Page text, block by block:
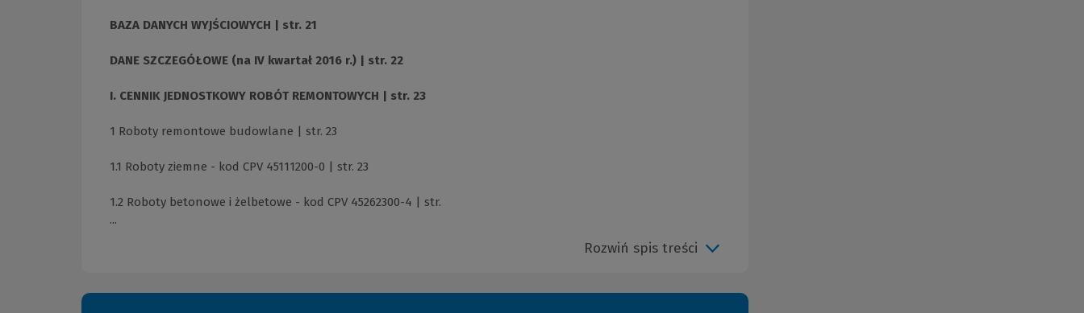
BAZA DANYCH WYJŚCIOWYCH | str. 21
DANE SZCZEGÓŁOWE (na IV kwartał 2016 r.) | str. 22
I. CENNIK JEDNOSTKOWY ROBÓT REMONTOWYCH | str. 23
1 Roboty remontowe budowlane | str. 23
1.1 Roboty ziemne - kod CPV 45111200-0 | str. 23
1.2 Roboty betonowe i żelbetowe - kod CPV 45262300-4 | str.
...
Rozwiń spis treści